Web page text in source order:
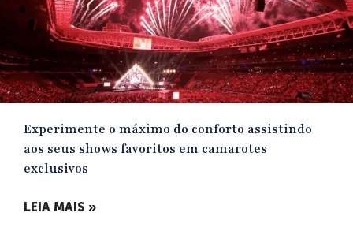
Experimente o máximo do conforto assistindo
aos seus shows favoritos em camarotes
exclusivos
LEIA MAIS »